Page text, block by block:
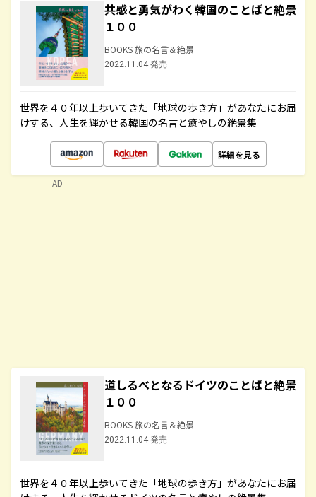
共感と勇気がわく韓国のことばと絶景
１００
BOOKS 旅の名言＆絶景
2022.11.04 発売
世界を４０年以上歩いてきた「地球の歩き方」があなたにお届
けする、人生を輝かせる韓国の名言と癒やしの絶景集
詳細を見る
道しるべとなるドイツのことばと絶景
１００
BOOKS 旅の名言＆絶景
2022.11.04 発売
世界を４０年以上歩いてきた「地球の歩き方」があなたにお届
AD